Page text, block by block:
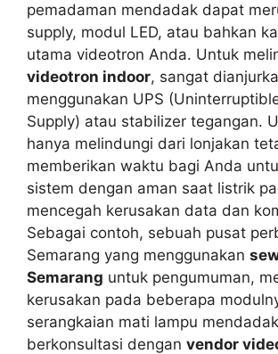
pemadaman mendadak dapat
supply, modul LED, atau bahkan
utama videotron Anda. Untuk
videotron indoor, sangat
menggunakan UPS
Supply) atau stabilizer tegangan.
hanya melindungi dari lonjakan
memberikan waktu bagi Anda
sistem dengan aman saat listrik
mencegah kerusakan data dan
Sebagai contoh, sebuah pusat
Semarang yang menggunakan
Semarang untuk pengumuman,
kerusakan pada beberapa
serangkaian mati lampu
berkonsultasi dengan vendor